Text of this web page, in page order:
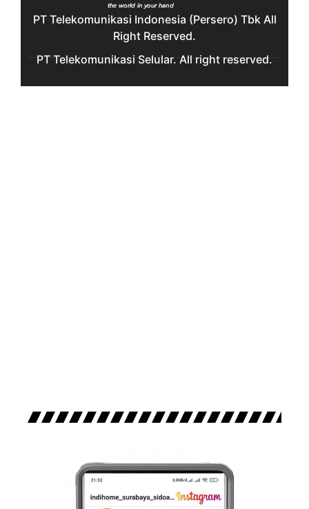
PT Telekomunikasi Indonesia (Persero) Tbk All
Right Reserved.
PT Telekomunikasi Selular. All right reserved.